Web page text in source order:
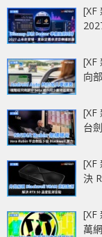
[XF
[XF
向
[XF
台
[XF
決
[XF
萬